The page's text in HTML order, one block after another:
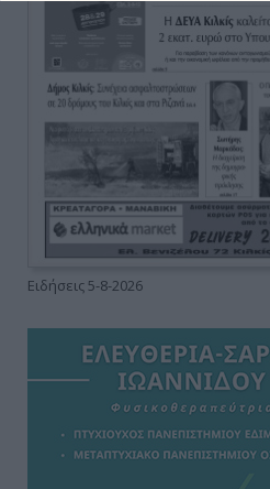
Ειδήσεις 5-8-2026